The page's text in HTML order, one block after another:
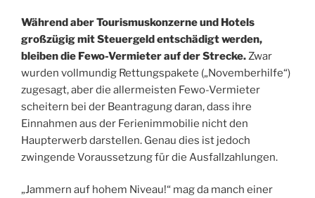
Während aber Tourismuskonzerne und Hotels
großzügig mit Steuergeld entschädigt werden,
bleiben die Fewo-Vermieter auf der Strecke. Zwar
wurden vollmundig Rettungspakete („Novemberhilfe“)
zugesagt, aber die allermeisten Fewo-Vermieter
scheitern bei der Beantragung daran, dass ihre
Einnahmen aus der Ferienimmobilie nicht den
Haupterwerb darstellen. Genau dies ist jedoch
zwingende Voraussetzung für die Ausfallzahlungen.
„Jammern auf hohem Niveau!“ mag da manch einer